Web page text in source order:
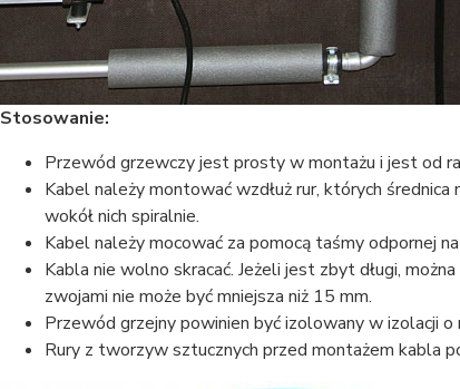
Stosowanie:
Przewód grzewczy jest prosty w montażu i jest od
Kabel należy montować wzdłuż rur, których
wokół nich spiralnie.
Kabel należy mocować za pomocą taśmy odpornej
Kabla nie wolno skracać. Jeżeli jest zbyt długi,
zwojami nie może być mniejsza niż 15 mm.
Przewód grzejny powinien być izolowany w izolacji o
Rury z tworzyw sztucznych przed montażem kabla